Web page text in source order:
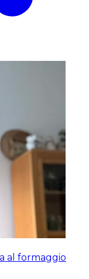
al formaggio